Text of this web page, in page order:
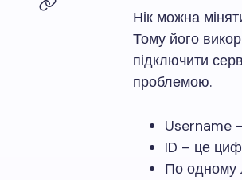
Нік можна
Тому його
підключити
проблемою.
Username
ID – це
По одному